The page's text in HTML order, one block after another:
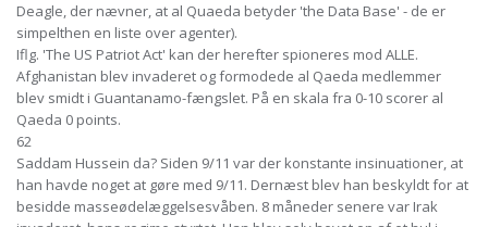
Deagle, der nævner, at al Quaeda betyder 'the Data Base' - de er
simpelthen en liste over agenter).
Iflg. 'The US Patriot Act' kan der herefter spioneres mod ALLE.
Afghanistan blev invaderet og formodede al Qaeda medlemmer
blev smidt i Guantanamo-fængslet. På en skala fra 0-10 scorer al
Qaeda 0 points.
62
Saddam Hussein da? Siden 9/11 var der konstante insinuationer, at
han havde noget at gøre med 9/11. Dernæst blev han beskyldt for at
besidde masseødelæggelsesvåben. 8 måneder senere var Irak